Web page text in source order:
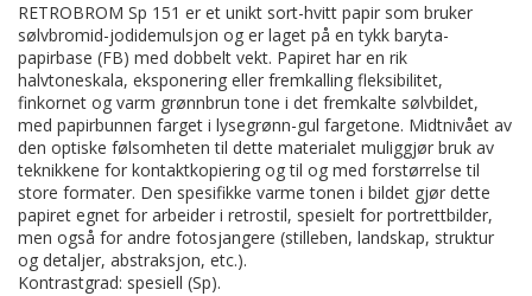
RETROBROM Sp 151 er et unikt sort-hvitt papir som bruker
sølvbromid-jodidemulsjon og er laget på en tykk baryta-
papirbase (FB) med dobbelt vekt. Papiret har en rik
halvtoneskala, eksponering eller fremkalling fleksibilitet,
finkornet og varm grønnbrun tone i det fremkalte sølvbildet,
med papirbunnen farget i lysegrønn-gul fargetone. Midtnivået av
den optiske følsomheten til dette materialet muliggjør bruk av
teknikkene for kontaktkopiering og til og med forstørrelse til
store formater. Den spesifikke varme tonen i bildet gjør dette
papiret egnet for arbeider i retrostil, spesielt for portrettbilder,
men også for andre fotosjangere (stilleben, landskap, struktur
og detaljer, abstraksjon, etc.).
Kontrastgrad: spesiell (Sp).